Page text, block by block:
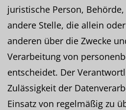
juristische Person,
andere Stelle, die allein
anderen über die Zwecke
Verarbeitung von
entscheidet. Der
Zulässigkeit der
Einsatz von regelmäßig zu